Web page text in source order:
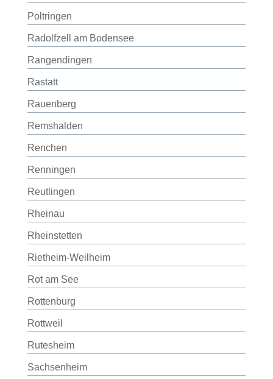
Poltringen
Radolfzell am Bodensee
Rangendingen
Rastatt
Rauenberg
Remshalden
Renchen
Renningen
Reutlingen
Rheinau
Rheinstetten
Rietheim-Weilheim
Rot am See
Rottenburg
Rottweil
Rutesheim
Sachsenheim